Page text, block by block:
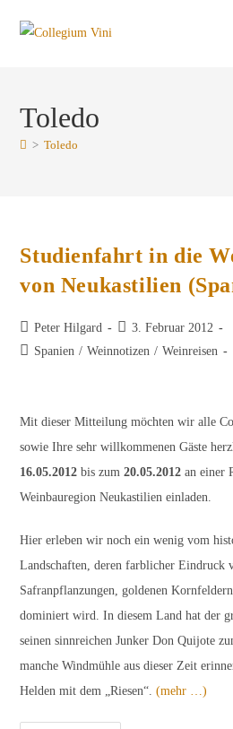
Inhalt
Toledo
> Toledo
Studienfahrt in die
von Neukastilien
Beitrags-
Autor:
Peter Hilgard
Beitrag
veröffentlicht:
3. Februar 2012
Beitrags-
Spanien / Weinnotizen / Weinreisen
Mit dieser Mitteilung möchten wir alle
sowie Ihre sehr willkommenen Gäste
16.05.2012 bis zum20.05.2012 an einer
Weinbauregion Neukastilien einladen.
Hier erleben wir noch ein wenig vom
Landschaften, deren farblicher Eindruck
Safranpflanzungen, goldenen
dominiert wird. In diesem Land hat der
seinen sinnreichen Junker Don Quijote
manche Windmühle aus dieser Zeit
Helden mit dem „Riesen“.(mehr …)